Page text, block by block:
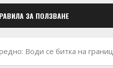
ЗА ПОЛЗВАНЕ
Води се битка на